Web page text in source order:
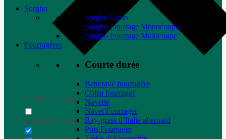
Generic filters
Exact matches only
Sorgho
Sorgho Grain
Sorgho Fourrage Monocoupe
Sorgho Fourrage Multicoupe
Fourragères
Courte durée
Betterave fourragère
Colza fourrager
Navette
Navet Fourrager
Ray-grass d’Italie alternatif
Pois Fourrager